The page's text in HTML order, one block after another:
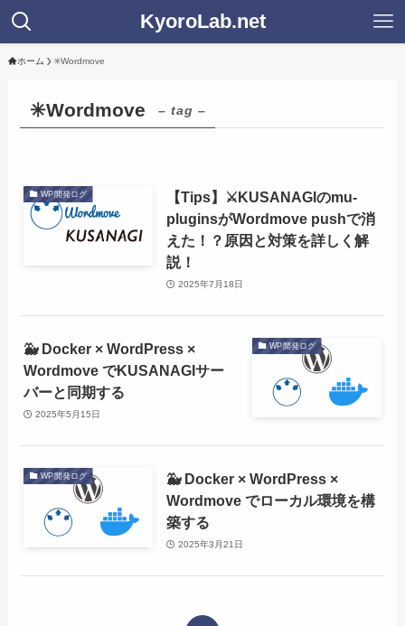
KyoroLab.net
ホーム ✳️Wordmove
✳️Wordmove – tag –
WP開発ログ
【Tips】⚔️KUSANAGIのmu-
pluginsがWordmove pushで消
えた！？原因と対策を詳しく解
説！
2025年7月18日
WP開発ログ
🐳 Docker × WordPress ×
Wordmove でKUSANAGIサー
バーと同期する
2025年5月15日
WP開発ログ
🐳 Docker × WordPress ×
Wordmove でローカル環境を構
築する
2025年3月21日